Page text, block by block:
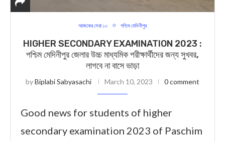
আজকের সেরা ১০ পশ্চিম মেদিনীপুর
HIGHER SECONDARY EXAMINATION 2023 :
পশ্চিম মেদিনীপুর জেলার উচ্চ মাধ্যমিক পরীক্ষার্থীদের জন্য সুখবর,
লাগবে না বাসে ভাড়া
byBiplabi Sabyasachi March 10, 2023 0 comment
Good news for students of higher
secondary examination 2023 of Paschim